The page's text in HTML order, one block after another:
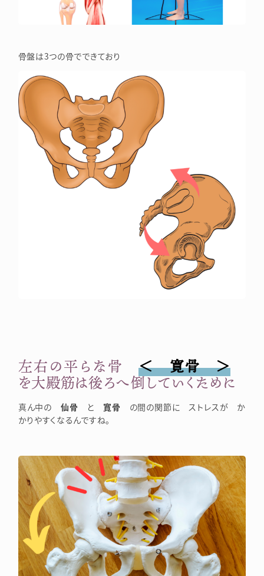
骨盤は3つの骨でできており
左右の平らな骨＜ 寛骨 ＞
を大殿筋は後ろへ倒していくために
真ん中の 仙骨 と 寛骨 の間の関節に ストレスが か
かりやすくなるんですね。